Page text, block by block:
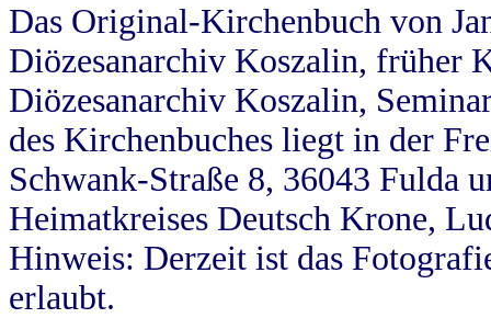
Das Original-Kirchenbuch von
Diözesanarchiv Koszalin, früher
Diözesanarchiv Koszalin,
des Kirchenbuches liegt in der
Schwank-Straße 8, 36043 Fulda
Heimatkreises Deutsch Krone,
Hinweis: Derzeit ist das
erlaubt.